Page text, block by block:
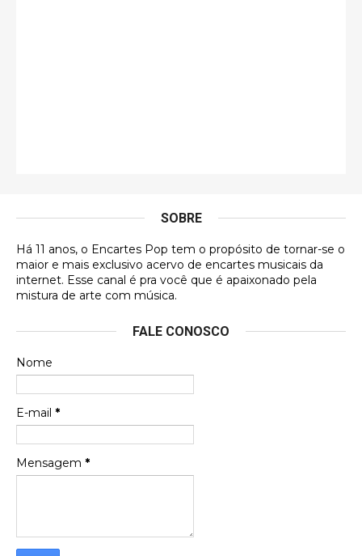
DVD MIDINHO
Francierton
futuras aquisições, e olhando o encarte aqui, me
Francierton
Espero que tenham sentido minha falta, informo
que estou de volta para trazer mais contribuições
SOBRE
Há 11 anos, o Encartes Pop tem o propósito de tornar-se o
maior e mais exclusivo acervo de encartes musicais da
internet. Esse canal é pra você que é apaixonado pela
mistura de arte com música.
FALE CONOSCO
Nome
E-mail *
Mensagem *